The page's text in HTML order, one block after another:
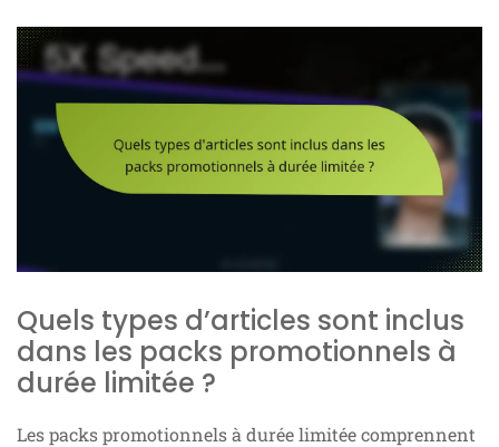
Quels types d’articles sont inclus
dans les packs promotionnels à
durée limitée ?
Les packs promotionnels à durée limitée comprennent